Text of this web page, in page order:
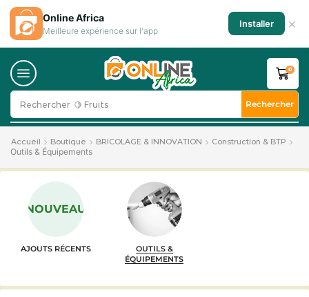
Rechercher 🍋 Fruits Rechercher
0
Accueil Boutique BRICOLAGE & INNOVATION Construction & BTP
Outils & Équipements
NOUVEAU
AJOUTS RÉCENTS
OUTILS &
ÉQUIPEMENTS
Online Africa
Meilleure expérience sur l'app
Installer ×